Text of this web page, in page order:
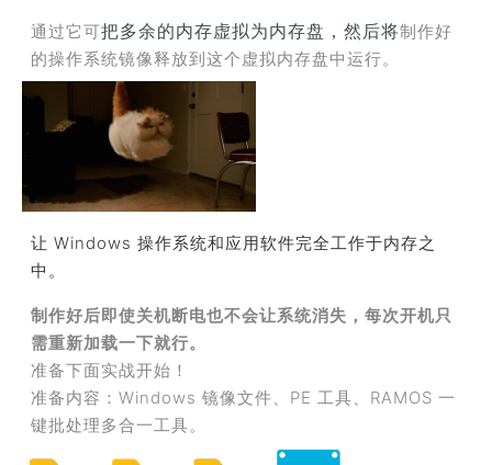
通过它可把多余的内存虚拟为内存盘，然后将制作好
的操作系统镜像释放到这个虚拟内存盘中运行。
让 Windows 操作系统和应用软件完全工作于内存之
中。
制作好后即使关机断电也不会让系统消失，每次开机只
需重新加载一下就行。
准备下面实战开始！
准备内容：Windows 镜像文件、PE 工具、 RAMOS 一
键批处理多合一工具。